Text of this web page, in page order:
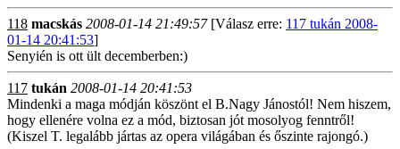
118 macskás 2008-01-14 21:49:57[Válasz erre: 117 tukán 2008-
01-14 20:41:53]
Senyién is ott ült decemberben:)
117 tukán 2008-01-14 20:41:53
Mindenki a maga módján köszönt el B.Nagy Jánostól! Nem hiszem,
hogy ellenére volna ez a mód, biztosan jót mosolyog fenntről!
(Kiszel T. legalább jártas az opera világában és őszinte rajongó.)